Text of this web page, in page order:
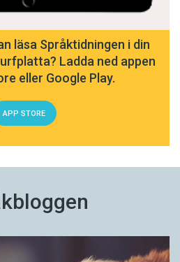
läsa Språktidningen i din
Ladda ned appen
eller Google Play.
APP STORE